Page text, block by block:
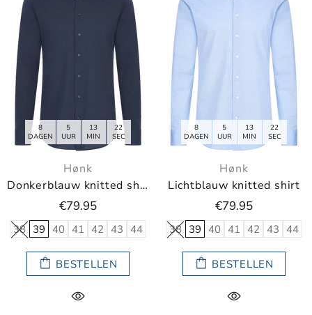
8
DAGEN
5
UUR
13
MIN
21
SEC
Hønk
Donkerblauw knitted shirt
€79.95
38 39 40 41 42 43 44
BESTELLEN
8
DAGEN
5
UUR
13
MIN
21
SEC
Hønk
Lichtblauw knitted shirt
€79.95
38 39 40 41 42 43 44
BESTELLEN